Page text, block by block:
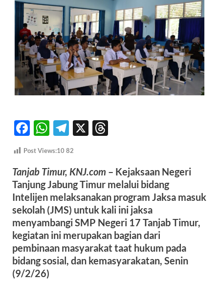
F
ac
e
b
o
o
k
W
h
at
s
A
p
p
T
el
e
gr
a
m
X
a
ds
Post Views:10 82
Tanjab Timur, KNJ.com – Kejaksaan Negeri
Tanjung Jabung Timur melalui bidang
Intelijen melaksanakan program Jaksa masuk
sekolah (JMS) untuk kali ini jaksa
menyambangi SMP Negeri 17 Tanjab Timur,
kegiatan ini merupakan bagian dari
pembinaan masyarakat taat hukum pada
bidang sosial, dan kemasyarakatan, Senin
(9/2/26)